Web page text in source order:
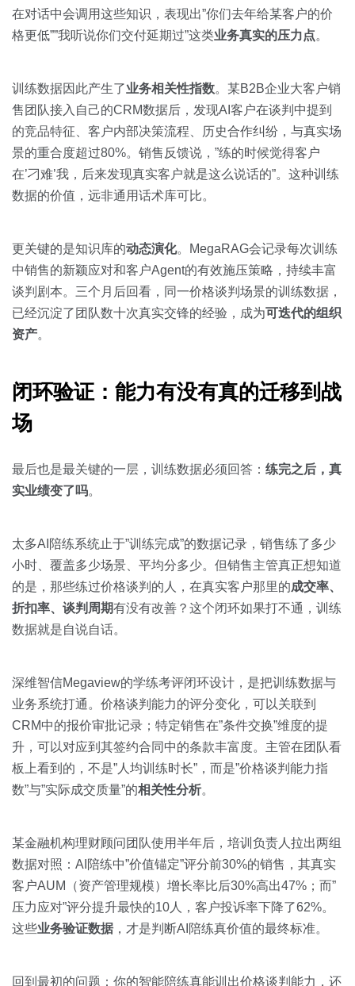
在对话中会调用这些知识，表现出”你们去年给某客户的价
格更低””我听说你们交付延期过”这类业务真实的压力点。
训练数据因此产生了业务相关性指数。某B2B企业大客户销
售团队接入自己的CRM数据后，发现AI客户在谈判中提到
的竞品特征、客户内部决策流程、历史合作纠纷，与真实场
景的重合度超过80%。销售反馈说，”练的时候觉得客户
在’刁难’我，后来发现真实客户就是这么说话的”。这种训练
数据的价值，远非通用话术库可比。
更关键的是知识库的动态演化。MegaRAG会记录每次训练
中销售的新颖应对和客户Agent的有效施压策略，持续丰富
谈判剧本。三个月后回看，同一价格谈判场景的训练数据，
已经沉淀了团队数十次真实交锋的经验，成为可迭代的组织
资产。
闭环验证：能力有没有真的迁移到战
场
最后也是最关键的一层，训练数据必须回答： 练完之后，真
实业绩变了吗。
太多AI陪练系统止于”训练完成”的数据记录，销售练了多少
小时、覆盖多少场景、平均分多少。但销售主管真正想知道
的是，那些练过价格谈判的人，在真实客户那里的成交率、
折扣率、谈判周期有没有改善？这个闭环如果打不通，训练
数据就是自说自话。
深维智信Megaview的学练考评闭环设计，是把训练数据与
业务系统打通。价格谈判能力的评分变化，可以关联到
CRM中的报价审批记录；特定销售在”条件交换”维度的提
升，可以对应到其签约合同中的条款丰富度。主管在团队看
板上看到的，不是”人均训练时长”，而是”价格谈判能力指
数”与”实际成交质量”的相关性分析。
某金融机构理财顾问团队使用半年后，培训负责人拉出两组
数据对照：AI陪练中”价值锚定”评分前30%的销售，其真实
客户AUM（资产管理规模）增长率比后30%高出47%；而”
压力应对”评分提升最快的10人，客户投诉率下降了62%。
这些业务验证数据 ，才是判断AI陪练真价值的最终标准。
回到最初的问题：你的智能陪练真能训出价格谈判能力，还